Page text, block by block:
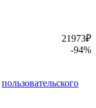
21973₽
-94%
пользовательского